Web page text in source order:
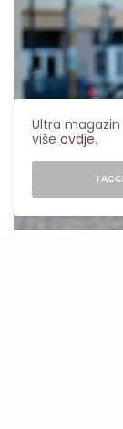
Ultra magazin
višeovdje.
I